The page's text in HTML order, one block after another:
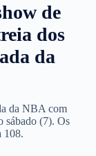
de
dos
da
da NBA com
sábado (7). Os
108.